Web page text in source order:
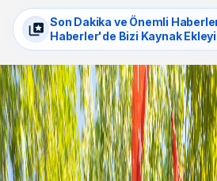
Son Dakika ve Önemli
Haberler'de Bizi Kaynak